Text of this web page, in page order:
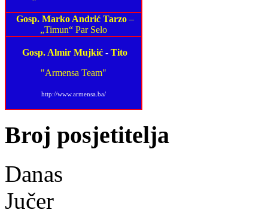
Gosp. Marko Andrić Tarzo–
„Timun“ Par Selo
Gosp. Almir Mujkić - Tito
"Armensa Team"
http://www.armensa.ba/
Broj posjetitelja
Danas
Jučer